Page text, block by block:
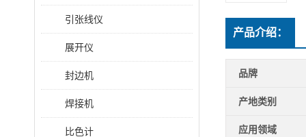
引张线仪
展开仪
封边机
焊接机
比色计
产品介绍：
品牌
产地类别
应用领域